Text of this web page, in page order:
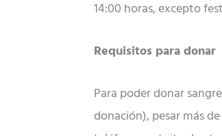
14:00 horas, excepto
Requisitos para donar
Para poder donar
donación), pesar más